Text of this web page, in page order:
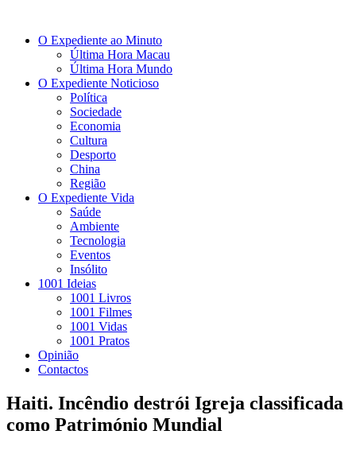
O Expediente ao Minuto
Última Hora Macau
Última Hora Mundo
O Expediente Noticioso
Política
Sociedade
Economia
Cultura
Desporto
China
Região
O Expediente Vida
Saúde
Ambiente
Tecnologia
Eventos
Insólito
1001 Ideias
1001 Livros
1001 Filmes
1001 Vidas
1001 Pratos
Opinião
Contactos
Haiti. Incêndio destrói Igreja classificada
como Património Mundial